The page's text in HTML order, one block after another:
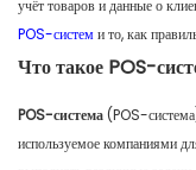
учёт товаров и данные о
POS-системи то, как
Что такое POS-
POS-система (POS-
используемое компаниями